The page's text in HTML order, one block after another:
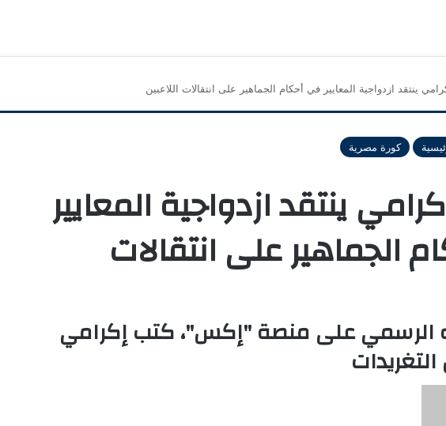
ينتقد ازدواجية المعايير في أحكام الجماهير على انتقالات اللاعبين
كورة مصرية
ينتقد ازدواجية المعايير
الجماهير على انتقالات
الرسمي على منصة "إكس"، كتب إكرامي